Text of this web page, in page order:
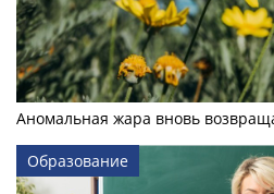
Аномальная жара вновь
Образование